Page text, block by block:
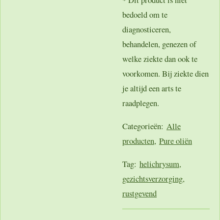
bedoeld om te
diagnosticeren,
behandelen, genezen of
welke ziekte dan ook te
voorkomen. Bij ziekte dien
je altijd een arts te
raadplegen.
Categorieën: Alle
producten, Pure oliën
Tag: helichrysum,
gezichtsverzorging,
rustgevend